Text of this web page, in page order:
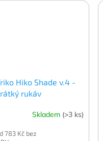
Hiko Shade v.4 -
rukáv
Skladem (>3 ks)
783 Kč bez